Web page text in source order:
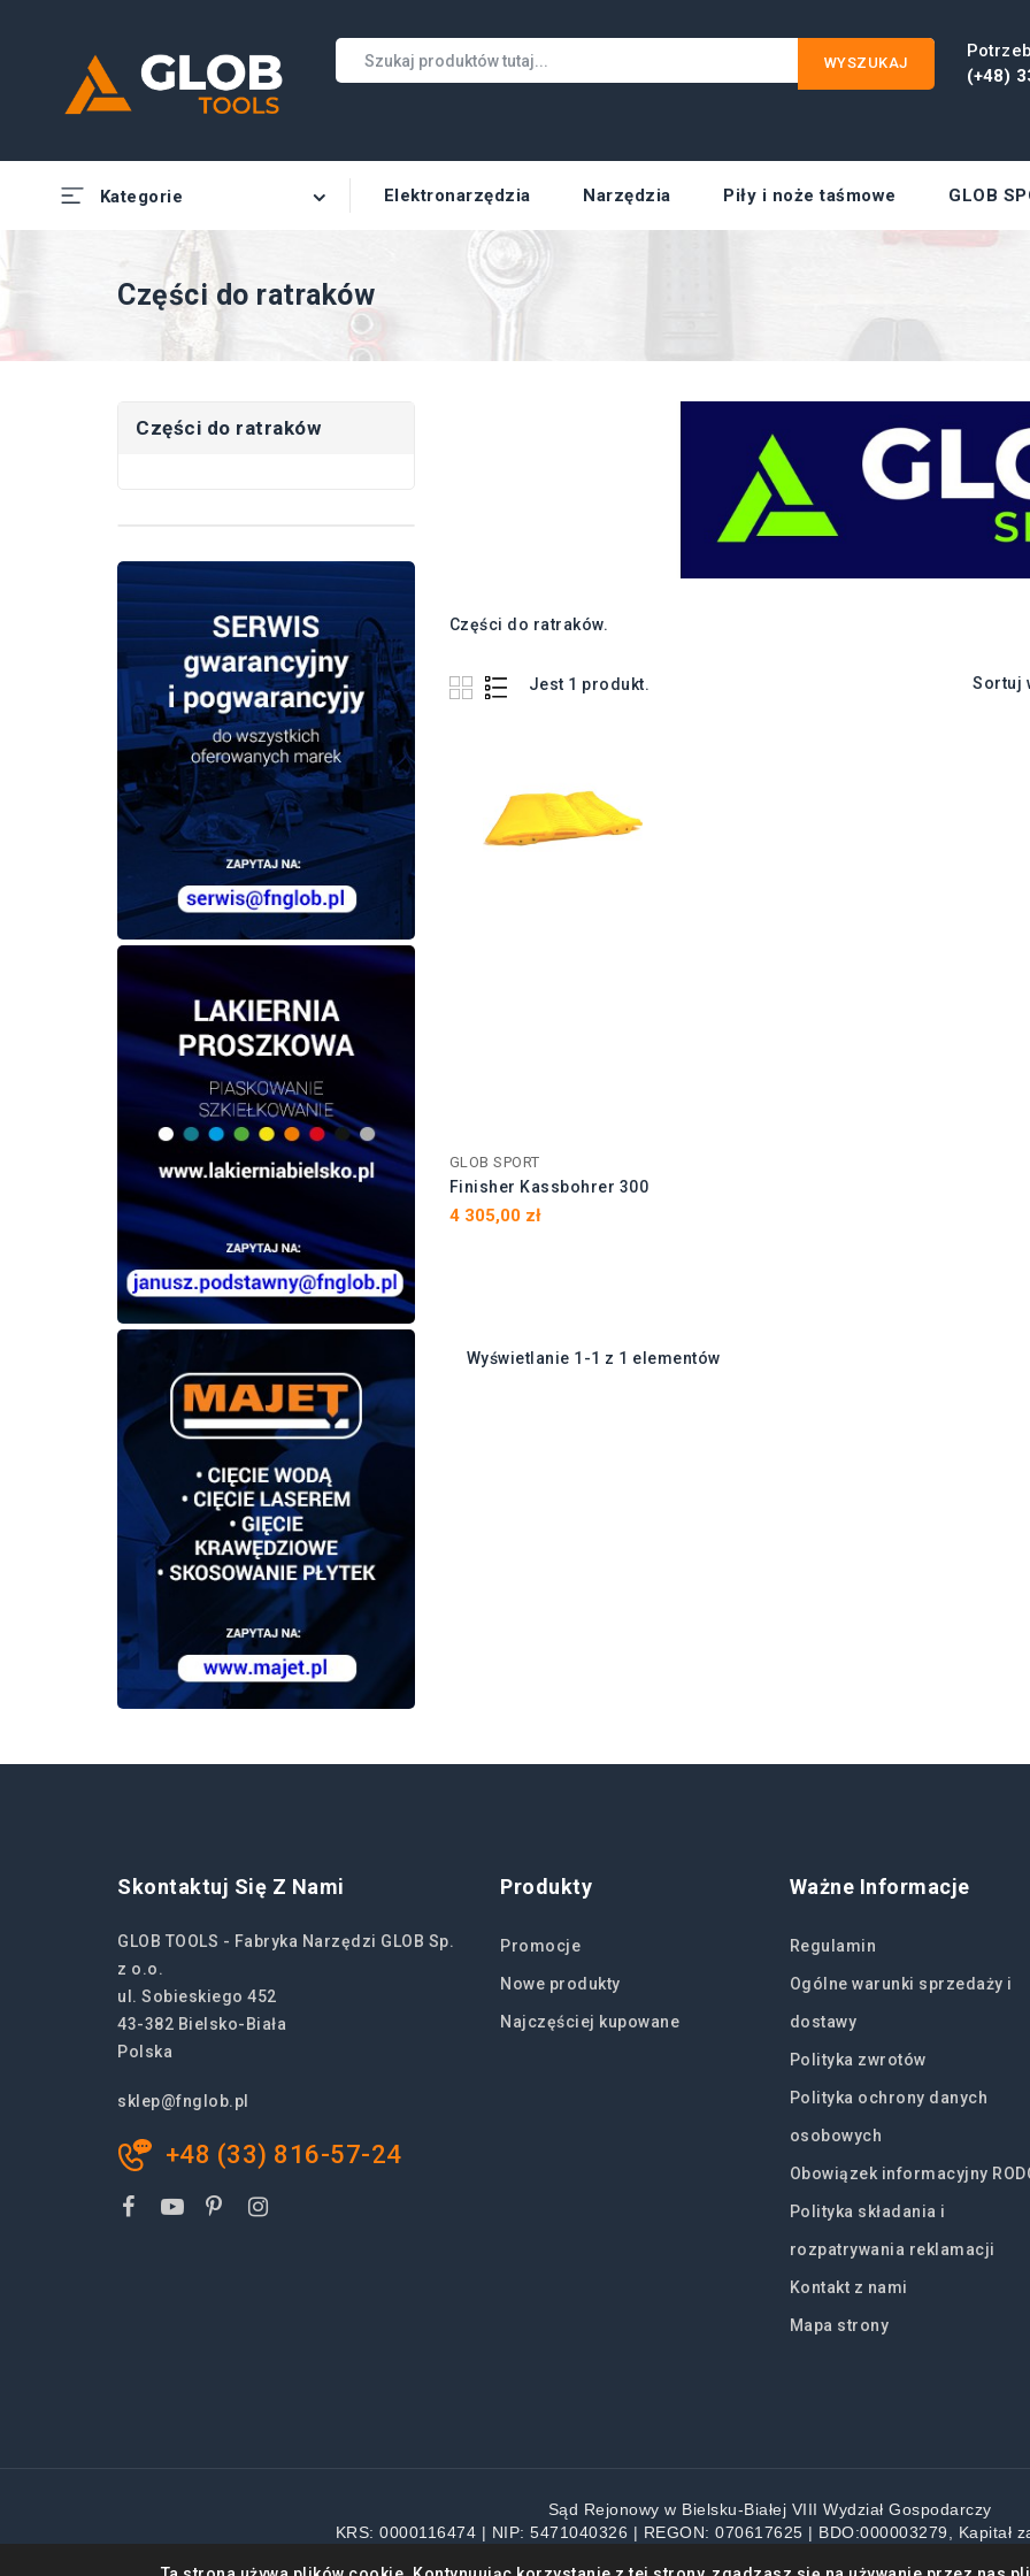
WYSZUKAJ
(+48)
Kategorie Elektronarzędzia Narzędzia Piły i noże taśmowe GLOB
Części do ratraków
Części do ratraków
Części do ratraków.
Jest 1 produkt. Sortuj
GLOB SPORT
Finisher Kassbohrer 300
4 305,00 zł
Wyświetlanie 1-1 z 1 elementów
Skontaktuj Się Z Nami
GLOB TOOLS - Fabryka Narzędzi GLOB Sp.
z o.o.
ul. Sobieskiego 452
43-382 Bielsko-Biała
Polska
sklep@fnglob.pl
+48 (33) 816-57-24
Produkty
Promocje
Nowe produkty
Najczęściej kupowane
Ważne Informacje
Regulamin
Ogólne warunki sprzedaży i
dostawy
Polityka zwrotów
Polityka ochrony danych
osobowych
Obowiązek informacyjny
Polityka składania i
rozpatrywania reklamacji
Kontakt z nami
Mapa strony
Sąd Rejonowy w Bielsku-Białej VIII Wydział Gospodarczy
KRS: 0000116474 | NIP: 5471040326 | REGON: 070617625 | BDO:000003279, Kapitał
Wszystkie ceny zawierają podatek VAT